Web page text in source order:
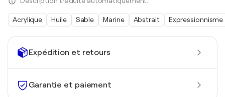
Expédition et retours
Garantie et paiement
Acrylique Huile Sable Marine Abstrait Expressionnisme